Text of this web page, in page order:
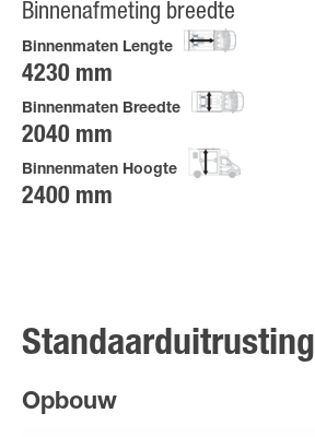
Binnenafmeting breedte
Binnenmaten Lengte
4230 mm
Binnenmaten Breedte
2040 mm
Binnenmaten Hoogte
2400 mm
Standaarduitrusting
Opbouw